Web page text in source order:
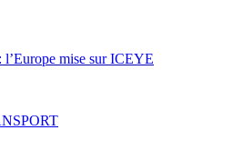
l’Europe mise sur ICEYE